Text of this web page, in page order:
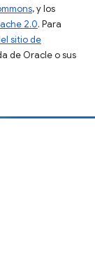
, y los
2.0. Para
sitio de
de Oracle o sus